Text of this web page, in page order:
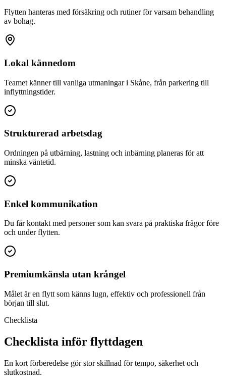
Flytten hanteras med försäkring och rutiner för varsam behandling
av bohag.
Lokal kännedom
Teamet känner till vanliga utmaningar i Skåne, från parkering till
inflyttningstider.
Strukturerad arbetsdag
Ordningen på utbärning, lastning och inbärning planeras för att
minska väntetid.
Enkel kommunikation
Du får kontakt med personer som kan svara på praktiska frågor före
och under flytten.
Premiumkänsla utan krångel
Målet är en flytt som känns lugn, effektiv och professionell från
början till slut.
Checklista
Checklista inför flyttdagen
En kort förberedelse gör stor skillnad för tempo, säkerhet och
slutkostnad.